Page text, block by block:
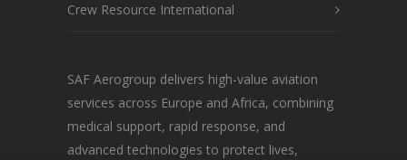
Crew Resource International
SAF Aerogroup delivers high-value aviation
services across Europe and Africa, combining
medical support, rapid response, and
advanced technologies to protect lives,